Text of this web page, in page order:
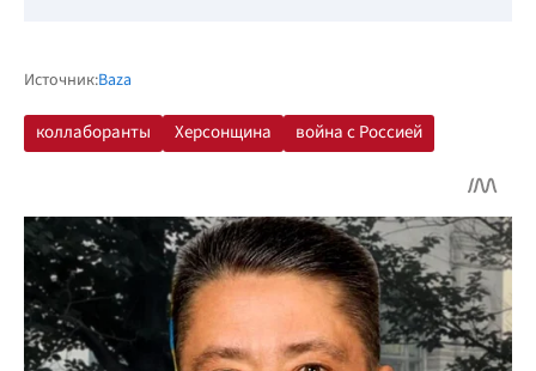
Источник:Baza
коллаборанты Херсонщина война с Россией